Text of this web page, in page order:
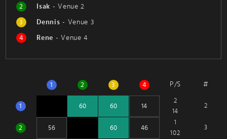
2
Isak -Venue 2
3
Dennis - Venue 3
4
Rene -Venue 4
1 2 3 4 P/S #
1
2
14
2
2
1
102
3